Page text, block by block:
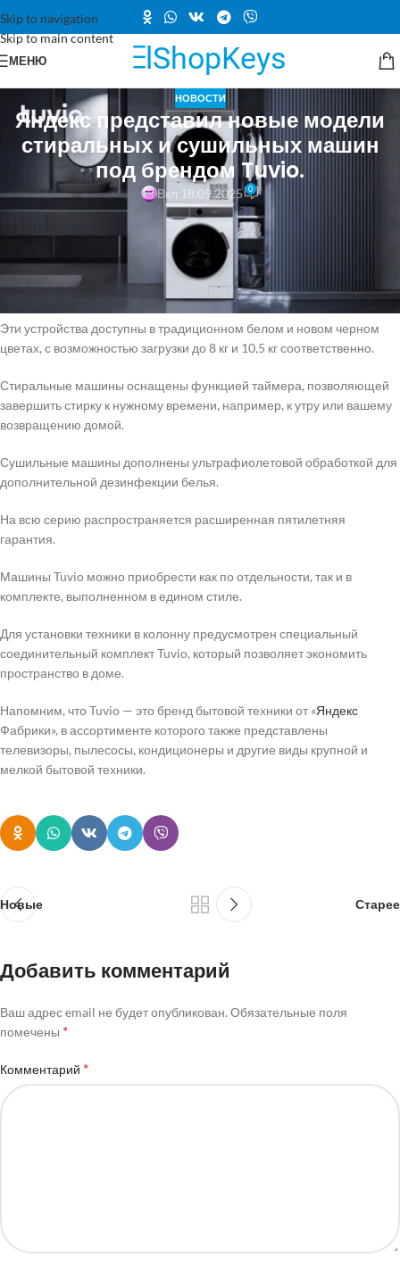
Skip to navigation
Skip to main content
МЕНЮ
НОВОСТИ
Яндекс представил новые модели
стиральных и сушильных машин
под брендом Tuvio.
Вкл 18.09.2025 0
Производственное подразделение Яндекса, известное как «Яндекс
Фабрика», расширило линейку продукции под брендом Tuvio.
Теперь в продаже появились восемь новых моделей стиральных и
сушильных машин.
Эти устройства доступны в традиционном белом и новом черном
цветах, с возможностью загрузки до 8 кг и 10,5 кг соответственно.
Стиральные машины оснащены функцией таймера, позволяющей
завершить стирку к нужному времени, например, к утру или вашему
возвращению домой.
Сушильные машины дополнены ультрафиолетовой обработкой для
дополнительной дезинфекции белья.
На всю серию распространяется расширенная пятилетняя
гарантия.
Машины Tuvio можно приобрести как по отдельности, так и в
комплекте, выполненном в едином стиле.
Для установки техники в колонну предусмотрен специальный
соединительный комплект Tuvio, который позволяет экономить
пространство в доме.
Напомним, что Tuvio — это бренд бытовой техники от «Яндекс
Фабрики», в ассортименте которого также представлены
телевизоры, пылесосы, кондиционеры и другие виды крупной и
мелкой бытовой техники.
Новые Старее
Добавить комментарий
Ваш адрес email не будет опубликован. Обязательные поля
помечены *
Комментарий *